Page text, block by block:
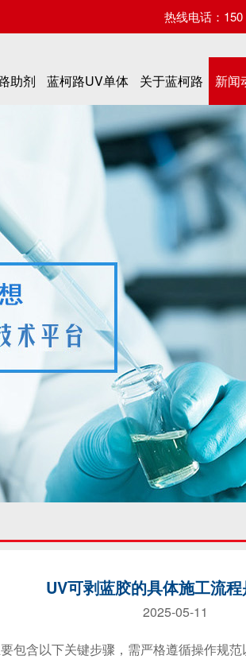
热线电话：
助剂 蓝柯路UV单体 关于蓝柯路 新闻
UV可剥蓝胶的具体施工流
2025-05-11
含以下关键步骤，需严格遵循操作规范